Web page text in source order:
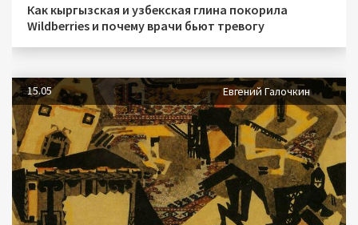
Как кыргызская и узбекская глина покорила
Wildberries и почему врачи бьют тревогу
15.05 Евгений Галочкин